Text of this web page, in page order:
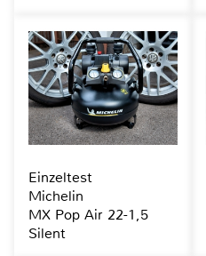
Einzeltest
Michelin
MX Pop Air 22-1,5
Silent